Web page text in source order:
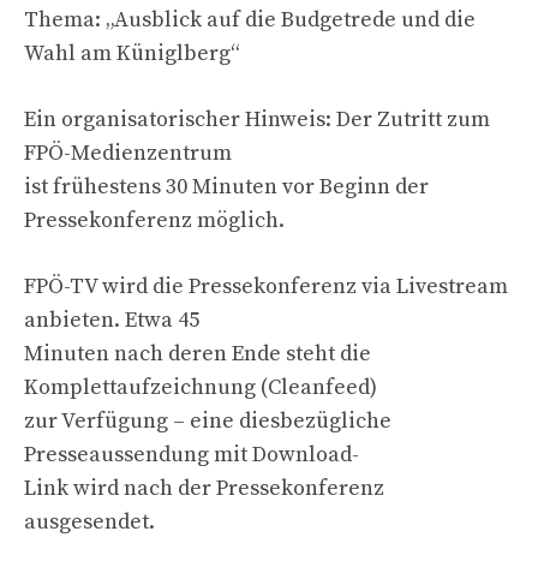
Thema: „Ausblick auf die Budgetrede und die
Wahl am Küniglberg“
Ein organisatorischer Hinweis: Der Zutritt zum
FPÖ-Medienzentrum
ist frühestens 30 Minuten vor Beginn der
Pressekonferenz möglich.
FPÖ-TV wird die Pressekonferenz via Livestream
anbieten. Etwa 45
Minuten nach deren Ende steht die
Komplettaufzeichnung (Cleanfeed)
zur Verfügung – eine diesbezügliche
Presseaussendung mit Download-
Link wird nach der Pressekonferenz
ausgesendet.